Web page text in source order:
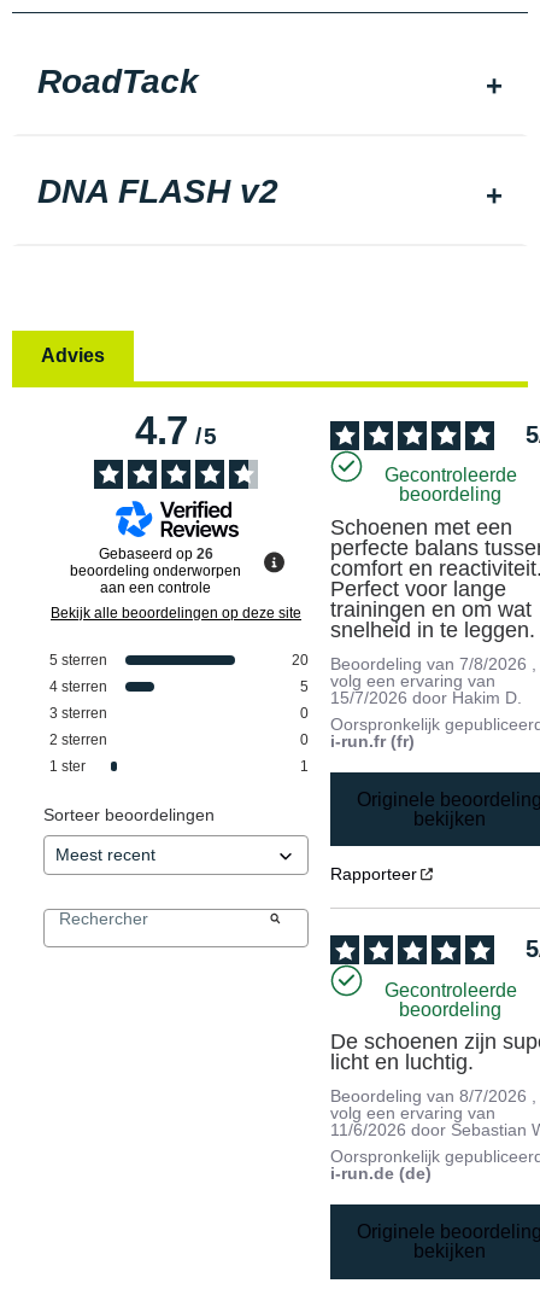
RoadTack
DNA FLASH v2
Advies
4.7/5
Gebaseerd op 26
beoordeling onderworpen
aan een controle
Bekijk alle beoordelingen op deze site
5 sterren
20
4 sterren
5
3 sterren
0
2 sterren
0
1 ster 1
Sorteer beoordelingen
5
Gecontroleerde
beoordeling
Schoenen met een
perfecte balans
comfort en
Perfect voor lange
trainingen en om wat
snelheid in te leggen.
Beoordeling van7/8/2026
volg een ervaring van
15/7/2026 door Hakim D.
Oorspronkelijk
i-run.fr (fr)
Originele
bekijken
Rapporteer
5
Gecontroleerde
beoordeling
De schoenen zijn
licht en luchtig.
Beoordeling van8/7/2026 ,
volg een ervaring van
11/6/2026 door Sebastian
Oorspronkelijk
i-run.de (de)
Originele
bekijken